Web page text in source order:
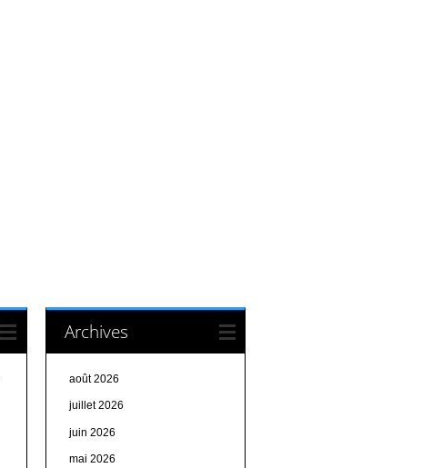
Archives
août 2026
juillet 2026
juin 2026
mai 2026